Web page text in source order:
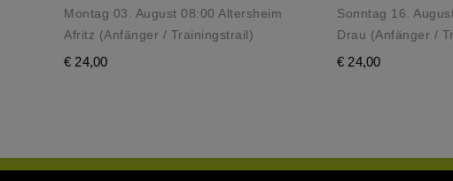
Montag 03. August 08:00 Altersheim
Afritz (Anfänger / Trainingstrail)
€ 24,00
Sonntag 16.
Drau (Anfänger /
€ 24,00